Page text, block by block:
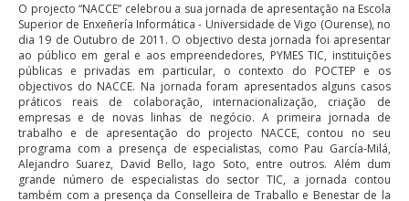
O projecto “NACCE” celebrou a sua jornada de apresentação na Escola
Superior de Enxeñería Informática - Universidade de Vigo (Ourense), no
dia 19 de Outubro de 2011. O objectivo desta jornada foi apresentar
ao público em geral e aos empreendedores, PYMES TIC, instituições
públicas e privadas em particular, o contexto do POCTEP e os
objectivos do NACCE. Na jornada foram apresentados alguns casos
práticos reais de colaboração, internacionalização, criação de
empresas e de novas linhas de negócio. A primeira jornada de
trabalho e de apresentação do projecto NACCE, contou no seu
programa com a presença de especialistas, como Pau García-Milá,
Alejandro Suarez, David Bello, Iago Soto, entre outros. Além dum
grande número de especialistas do sector TIC, a jornada contou
também com a presença da Conselleira de Traballo e Benestar de la